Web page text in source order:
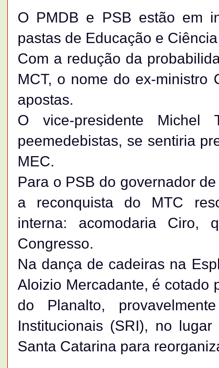
O PMDB e PSB estão em
pastas de Educação e
Com a redução da
MCT, o nome do ex-ministro
apostas.
O vice-presidente Michel
peemedebistas, se sentiria
MEC.
Para o PSB do governador
a reconquista do MTC
interna: acomodaria
Congresso.
Na dança de cadeiras na
Aloizio Mercadante, é cotado
do Planalto,
Institucionais (SRI), no
Santa Catarina para